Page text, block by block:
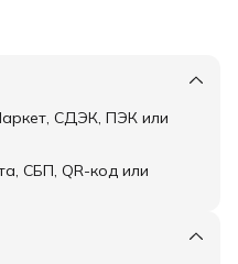
СДЭК, ПЭК или
СБП, QR-код или